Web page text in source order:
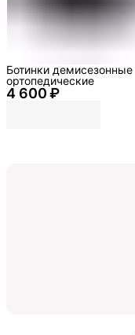
4 600 ₽
Ботинки демисезонные
ортопедические